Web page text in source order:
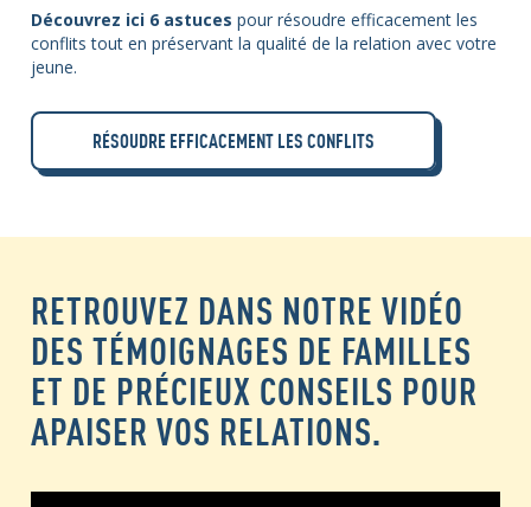
Découvrez ici 6 astuces pour résoudre efficacement les
conflits tout en préservant la qualité de la relation avec votre
jeune.
RÉSOUDRE EFFICACEMENT LES CONFLITS
RETROUVEZ DANS NOTRE VIDÉO
DES TÉMOIGNAGES DE FAMILLES
ET DE PRÉCIEUX CONSEILS POUR
APAISER VOS RELATIONS.